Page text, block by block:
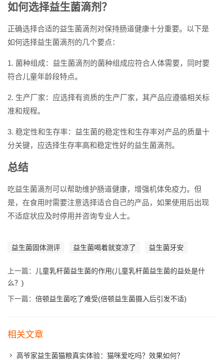
如何选择益生菌滴剂？
正确选择合适的益生菌滴剂对保持肠道健康十分重要。以下是
如何选择益生菌滴剂的几个要点：
1. 菌种组成：益生菌滴剂的菌种组成应符合人体需要，同时要
符合儿童年龄段特点。
2. 生产厂家：应选择有资质的生产厂家，其产品应遵循相关标
准和规程。
3. 稳定性和生存率：益生菌的稳定性和生存率对产品的质量十
分关键，应选择生存率高和稳定性好的益生菌滴剂。
总结
吃益生菌滴剂可以帮助维护肠道健康，增强机体免疫力。但
是，在食用时需要注意选择适合自己的产品，如果使用后出现
不适症状应及时停用并咨询专业人士。
益生菌固体测评 益生菌喝着就变凉了 益生菌牙安
上一篇：
儿童乳杆菌益生菌的作用(儿童乳杆菌益生菌的益处是什
么？)
下一篇： 倍顿益生菌吃了难受(倍顿益生菌摄入后引发不适)
相关文章
高爷家益生菌猫粮真实体验：猫咪爱吃吗？效果如何？